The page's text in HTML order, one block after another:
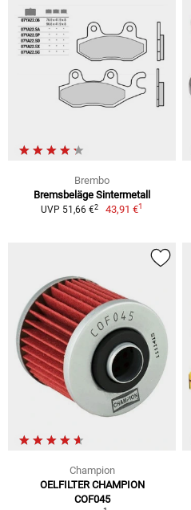
Brembo
Bremsbeläge Sintermetall
UVP 51,66 €2 43,91 €1
Champion
OELFILTER CHAMPION
COF045